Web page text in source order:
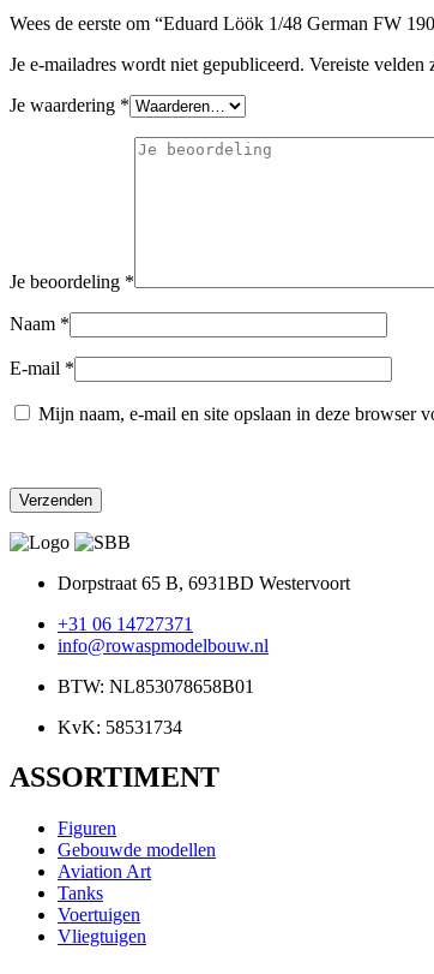
Wees de eerste om “Eduard Löök 1/48 German FW
Je e-mailadres wordt niet gepubliceerd. Vereiste velden
Je waardering *
Je beoordeling *
Naam *
E-mail *
Mijn naam, e-mail en site opslaan in deze browser
Dorpstraat 65 B, 6931BD Westervoort
+31 06 14727371
info@rowaspmodelbouw.nl
BTW: NL853078658B01
KvK: 58531734
ASSORTIMENT
Figuren
Gebouwde modellen
Aviation Art
Tanks
Voertuigen
Vliegtuigen